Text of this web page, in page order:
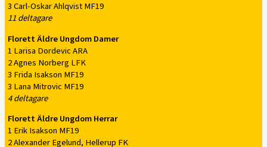
3 Carl-Oskar Ahlqvist MF19
11 deltagare
Florett Äldre Ungdom Damer
1 Larisa Dordevic ARA
2 Agnes Norberg LFK
3 Frida Isakson MF19
3 Lana Mitrovic MF19
4 deltagare
Florett Äldre Ungdom Herrar
1 Erik Isakson MF19
2 Alexander Egelund, Hellerup FK